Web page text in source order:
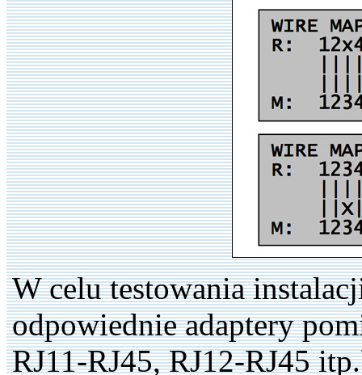
W celu testowania
odpowiednie adaptery
RJ11-RJ45, RJ12-RJ45